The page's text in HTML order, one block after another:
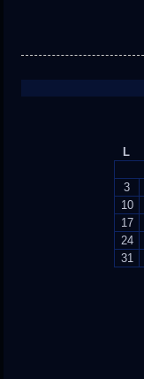
L
3
10
17
24
31